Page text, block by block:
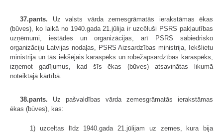
37.pants. Uz valsts vārda zemesgrāmatās ierakstāmas ēkas
(būves), ko laikā no 1940.gada 21.jūlija ir uzcēluši PSRS pakļautības
uzņēmumi, iestādes un organizācijas, arī PSRS sabiedrisko
organizāciju Latvijas nodaļas, PSRS Aizsardzības ministrija, Iekšlietu
ministrija un tās iekšējais karaspēks un robežapsardzības karaspēks,
izņemot gadījumus, kad šīs ēkas (būves) atsavinātas likumā
noteiktajā kārtībā.
38.pants. Uz pašvaldības vārda zemesgrāmatās ierakstāmas
ēkas (būves), kas:
1) uzceltas līdz 1940.gada 21.jūlijam uz zemes, kura bija